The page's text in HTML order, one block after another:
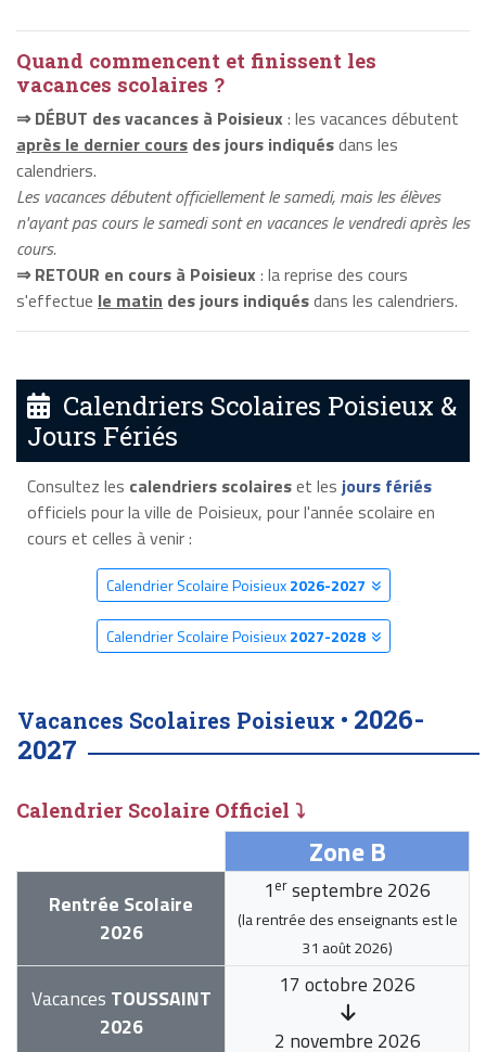
Quand commencent et finissent les
vacances scolaires ?
⇒ DÉBUT des vacances à Poisieux : les vacances débutent
après le dernier cours des jours indiquésdans les
calendriers.
Les vacances débutent officiellement le samedi, mais les élèves
n'ayant pas cours le samedi sont en vacances le vendredi après les
cours.
⇒ RETOUR en cours à Poisieux : la reprise des cours
s'effectue le matin des jours indiquésdans les calendriers.
Calendriers Scolaires Poisieux &
Jours Fériés
Consultez les calendriers scolaireset les jours fériés
officiels pour la ville de Poisieux, pour l'année scolaire en
cours et celles à venir :
Calendrier Scolaire Poisieux2026-2027
Calendrier Scolaire Poisieux2027-2028
Vacances Scolaires Poisieux • 2026-
2027
Calendrier Scolaire Officiel ⤵
Zone B
Rentrée Scolaire
2026
1 er septembre 2026
(la rentrée des enseignants est le
31 août 2026)
Vacances TOUSSAINT
2026
17 octobre 2026
2 novembre 2026